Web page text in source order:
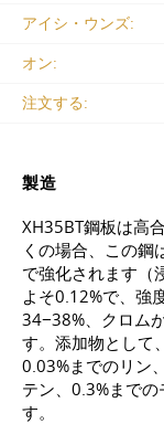
アイシ・ウンズ:
オン:
注文する:
製造
ХН35ВТ鋼板は高
くの場合、この鋼
で強化されます（
よそ0.12%で、強
34−38%、クロム
す。添加物として
0.03%までのリン
テン、0.3%まで
す。